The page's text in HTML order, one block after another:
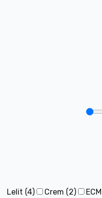
Lelit (4) Crem (2) ECM